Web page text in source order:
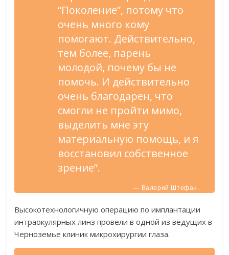
“Поколение”, потому что
очень много кому
помогают. Действительно,
тем более, парень
молодой, почему бы не
помочь. И действительно
очень благодарен, что
смогли не пройти мимо,
выделить мне эту
материальную помощь, и я
восстановил собственное
зрение”.
— Валерий Штефан.
Высокотехнологичную операцию по имплантации
интраокулярных линз провели в одной из ведущих в
Черноземье клиник микрохирургии глаза.